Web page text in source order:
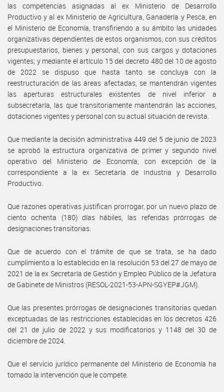
las competencias asignadas al ex Ministerio de Desarrollo
Productivo y al ex Ministerio de Agricultura, Ganadería y Pesca, en
el Ministerio de Economía, transfiriendo a su ámbito las unidades
organizativas dependientes de estos organismos, con sus créditos
presupuestarios, bienes y personal, con sus cargos y dotaciones
vigentes; y mediante el artículo 15 del decreto 480 del 10 de agosto
de 2022 se dispuso que hasta tanto se concluya con la
reestructuración de las áreas afectadas, se mantendrán vigentes
las aperturas estructurales existentes de nivel inferior a
subsecretaría, las que transitoriamente mantendrán las acciones,
dotaciones vigentes y personal con su actual situación de revista.
Que mediante la decisión administrativa 449 del 5 de junio de 2023
se aprobó la estructura organizativa de primer y segundo nivel
operativo del Ministerio de Economía, con excepción de la
correspondiente a la ex Secretaría de Industria y Desarrollo
Productivo.
Que razones operativas justifican prorrogar, por un nuevo plazo de
ciento ochenta (180) días hábiles, las referidas prórrogas de
designaciones transitorias.
Que de acuerdo con el trámite de que se trata, se ha dado
cumplimiento a lo establecido en la resolución 53 del 27 de mayo de
2021 de la ex Secretaría de Gestión y Empleo Público de la Jefatura
de Gabinete de Ministros (RESOL-2021-53-APN-SGYEP#JGM).
Que las presentes prórrogas de designaciones transitorias quedan
exceptuadas de las restricciones establecidas en los decretos 426
del 21 de julio de 2022 y sus modificatorios y 1148 del 30 de
diciembre de 2024.
Que el servicio jurídico permanente del Ministerio de Economía ha
tomado la intervención que le compete.